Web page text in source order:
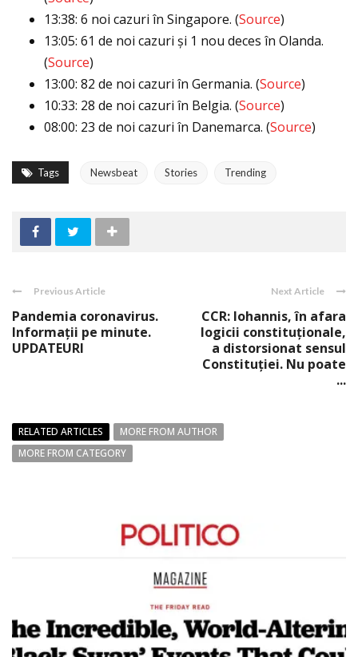
13:38: 6 noi cazuri în Singapore. (Source)
13:05: 61 de noi cazuri şi 1 nou deces în Olanda.
(Source)
13:00: 82 de noi cazuri în Germania. (Source)
10:33: 28 de noi cazuri în Belgia. (Source)
08:00: 23 de noi cazuri în Danemarca. (Source)
Tags Newsbeat Stories Trending
Previous Article
Pandemia coronavirus.
Informaţii pe minute.
UPDATEURI
Next Article
CCR: Iohannis, în afara
logicii constituţionale,
a distorsionat sensul
Constituţiei. Nu poate
...
RELATED ARTICLES
MORE FROM AUTHOR
MORE FROM CATEGORY